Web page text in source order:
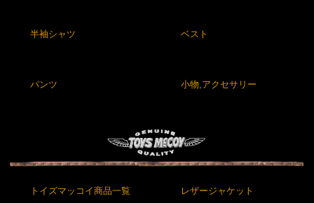
半袖シャツ ベスト
パンツ 小物,アクセサリー
トイズマッコイ商品一覧 レザージャケット